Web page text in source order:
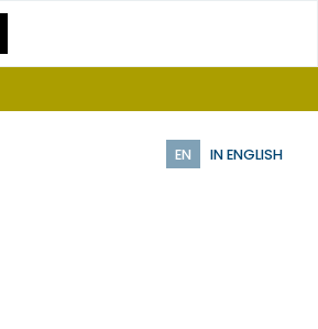
EN IN ENGLISH